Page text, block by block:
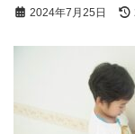
2024年7月25日
: